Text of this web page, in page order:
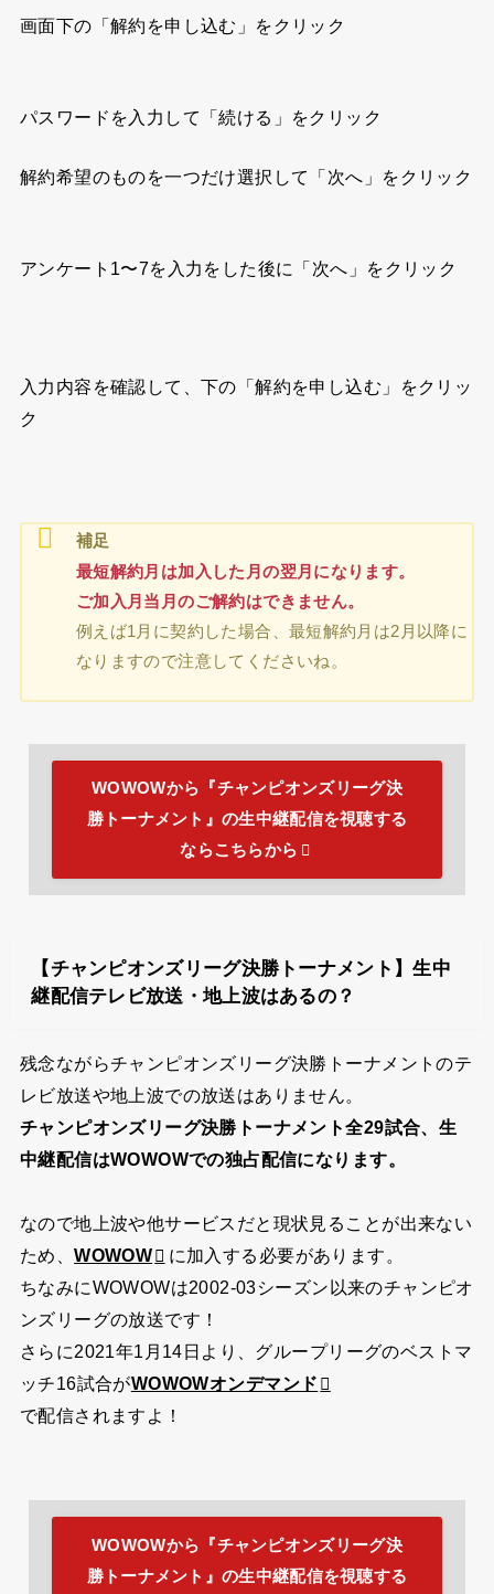
画面下の「解約を申し込む」をクリック
パスワードを入力して「続ける」をクリック
解約希望のものを一つだけ選択して「次へ」をクリック
アンケート1〜7を入力をした後に「次へ」をクリック
入力内容を確認して、下の「解約を申し込む」をクリッ
ク
補足
最短解約月は加入した月の翌月になります。
ご加入月当月のご解約はできません。
例えば1月に契約した場合、最短解約月は2月以降に
なりますので注意してくださいね。
WOWOWから『チャンピオンズリーグ決
勝トーナメント』の生中継配信を視聴する
ならこちらから
【チャンピオンズリーグ決勝トーナメント】生中
継配信テレビ放送・地上波はあるの？
残念ながらチャンピオンズリーグ決勝トーナメントのテ
レビ放送や地上波での放送はありません。
チャンピオンズリーグ決勝トーナメント全29試合、生
中継配信はWOWOWでの独占配信になります。
なので地上波や他サービスだと現状見ることが出来ない
ため、WOWOW
に加入する必要があります。
ちなみにWOWOWは2002-03シーズン以来のチャンピオ
ンズリーグの放送です！
さらに2021年1月14日より、グループリーグのベストマ
ッチ16試合がWOWOWオンデマンド
で配信されますよ！
WOWOWから『チャンピオンズリーグ決
勝トーナメント』の生中継配信を視聴する